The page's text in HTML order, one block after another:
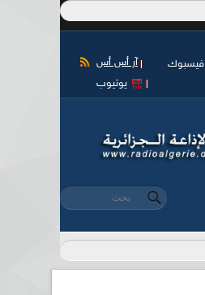
آر أس أس فيسبوك
يوتيوب
استمارة البحث
‏بحث ‏